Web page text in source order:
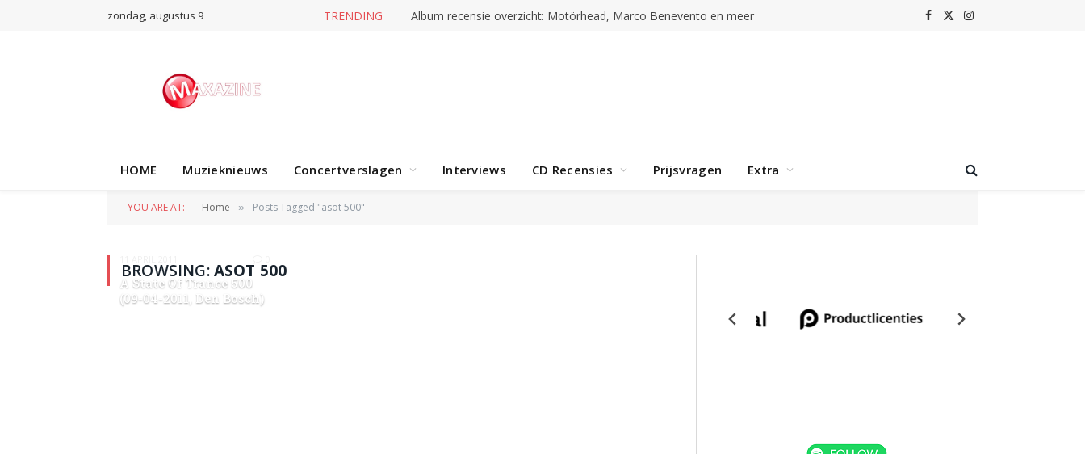
zondag, augustus 9 TRENDING Album recensie overzicht: Motörhead, Marco Benevento en meer Facebook
X
Instagram
HOME Muzieknieuws Concertverslagen Interviews CD Recensies Prijsvragen Extra
YOU ARE AT: Home » Posts Tagged "asot 500"
BROWSING:ASOT 500
A State Of Trance 500
(09-04-2011, Den Bosch)